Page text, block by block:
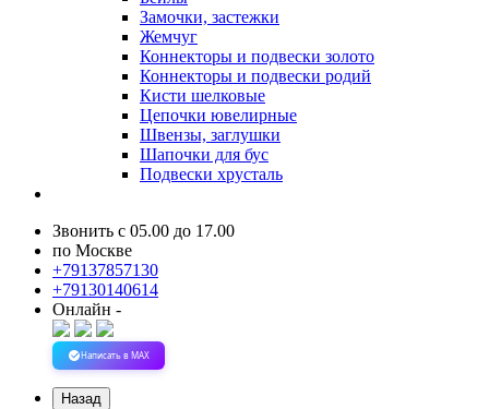
Замочки, застежки
Жемчуг
Коннекторы и подвески золото
Коннекторы и подвески родий
Кисти шелковые
Цепочки ювелирные
Швензы, заглушки
Шапочки для бус
Подвески хрусталь
Звонить с 05.00 до 17.00
по Москве
+79137857130
+79130140614
Онлайн -
Написать в MAX
Назад